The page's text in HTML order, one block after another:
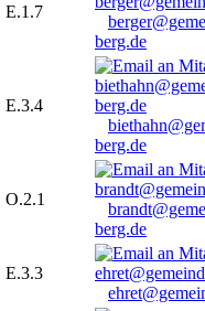
E.1.7
berg.de
E.3.4
berg.de
O.2.1
berg.de
E.3.3